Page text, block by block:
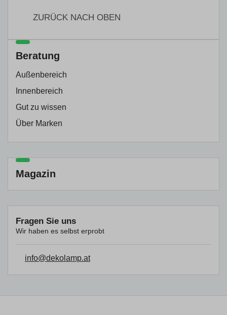
ZURÜCK NACH OBEN
Beratung
Außenbereich
Innenbereich
Gut zu wissen
Über Marken
Magazin
Fragen Sie uns
Wir haben es selbst erprobt
info@dekolamp.at